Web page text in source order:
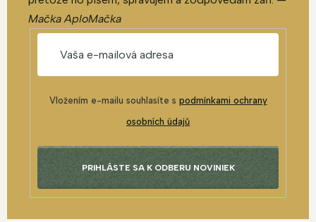
Mačka AploMačka
Vložením e-mailu souhlasíte s podmínkami ochrany
osobních údajů
PRIHLÁSTE SA K ODBERU NOVINIEK